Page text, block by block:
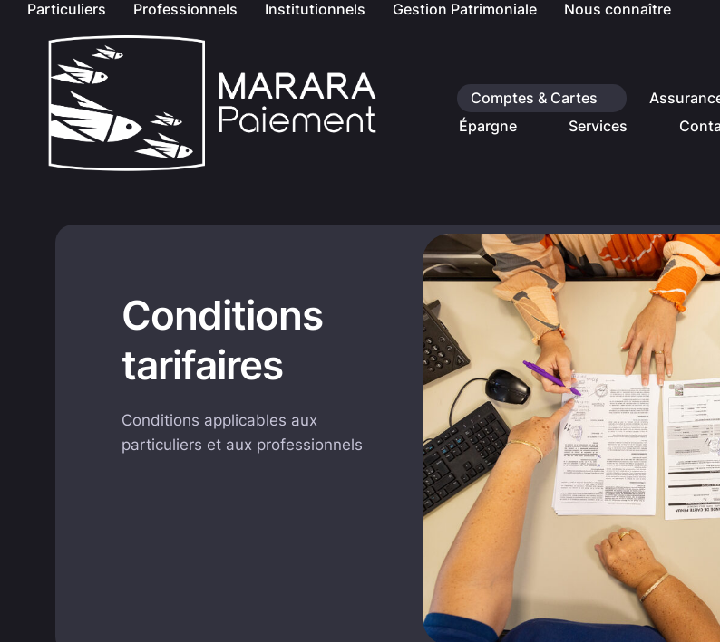
Particuliers Professionnels Institutionnels Gestion Patrimoniale Nous connaître
Comptes & Cartes
Épargne
Services
Conditions
tarifaires
Conditions applicables aux
particuliers et aux professionnels